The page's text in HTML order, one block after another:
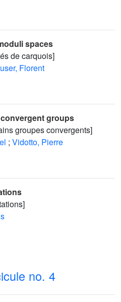
spaces
de carquois]
Florent
groups
groupes convergents]
; Vidotto, Pierre
no. 4